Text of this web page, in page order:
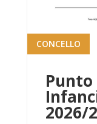
Punto
2026/
CONCELLO